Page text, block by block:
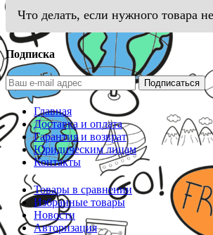
Что делать, если нужного товара
Подписка
Подписаться
Главная
Доставка и оплата
Гарантия и возврат
Юридическим лицам
Контакты
Товары в сравнении
Избранные товары
Новости
Авторизация